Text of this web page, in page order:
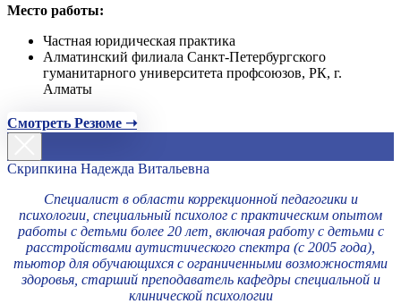
Место работы:
Частная юридическая практика
Алматинский филиала Санкт-Петербургского
гуманитарного университета профсоюзов, РК, г.
Алматы
Смотреть Резюме ➝
Скрипкина Надежда Витальевна
Специалист в области коррекционной педагогики и
психологии, специальный психолог с практическим опытом
работы с детьми более 20 лет, включая работу с детьми с
расстройствами аутистического спектра (с 2005 года),
тьютор для обучающихся с ограниченными возможностями
здоровья, старший преподаватель кафедры специальной и
клинической психологии